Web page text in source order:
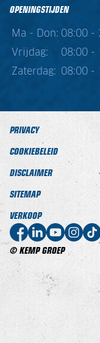
OPENINGSTIJDEN
Ma - Don: 08:00 -
Vrijdag:
08:00 -
Zaterdag:
08:00 -
© KEMP GROEP
PRIVACY
COOKIEBELEID
DISCLAIMER
SITEMAP
VERKOOP